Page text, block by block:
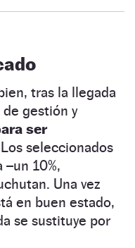
tras la llegada
gestión y
ser
Los seleccionados
10%,
Una vez
en buen estado,
se sustituye por